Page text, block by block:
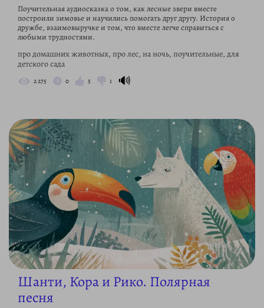
Поучительная аудиосказка о том, как лесные звери вместе
построили зимовье и научились помогать друг другу. История о
дружбе, взаимовыручке и том, что вместе легче справиться с
любыми трудностями.
про домашних животных, про лес, на ночь, поучительные, для
детского сада
2 275 0 5 1 🔊
Шанти, Кора и Рико. Полярная
песня